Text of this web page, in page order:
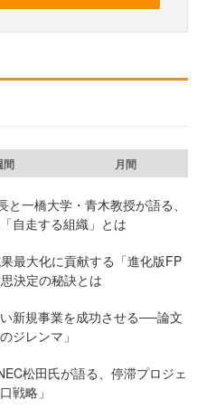
間 月間
一橋大学・青木教授が語る、
自走する組織」とは
最大化に貢献する「進化版FP
決定の秘訣とは
新規事業を成功させる──論文
ジレンマ」
松田氏が語る、停滞プロジェ
戦略」